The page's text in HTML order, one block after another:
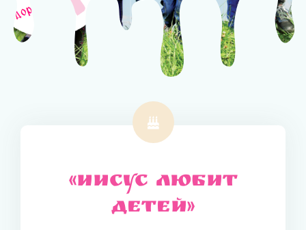
«Иисус любит
детей»